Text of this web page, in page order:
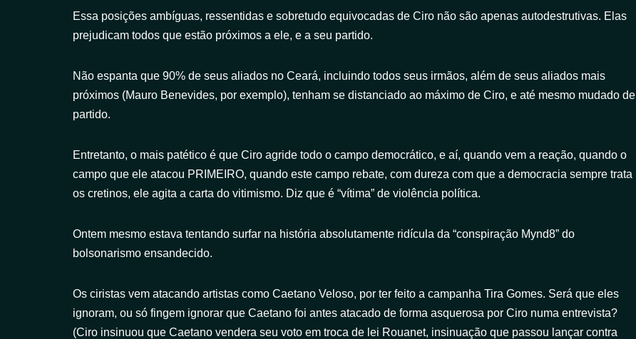
Essa posições ambíguas, ressentidas e sobretudo equivocadas de Ciro não são apenas autodestrutivas. Elas
prejudicam todos que estão próximos a ele, e a seu partido.
Não espanta que 90% de seus aliados no Ceará, incluindo todos seus irmãos, além de seus aliados mais
próximos (Mauro Benevides, por exemplo), tenham se distanciado ao máximo de Ciro, e até mesmo mudado de
partido.
Entretanto, o mais patético é que Ciro agride todo o campo democrático, e aí, quando vem a reação, quando o
campo que ele atacou PRIMEIRO, quando este campo rebate, com dureza com que a democracia sempre trata
os cretinos, ele agita a carta do vitimismo. Diz que é “vítima” de violência política.
Ontem mesmo estava tentando surfar na história absolutamente ridícula da “conspiração Mynd8” do
bolsonarismo ensandecido.
Os ciristas vem atacando artistas como Caetano Veloso, por ter feito a campanha Tira Gomes. Será que eles
ignoram, ou só fingem ignorar que Caetano foi antes atacado de forma asquerosa por Ciro numa entrevista?
(Ciro insinuou que Caetano vendera seu voto em troca de lei Rouanet, insinuação que passou lançar contra